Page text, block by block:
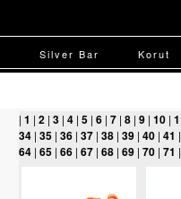
Silver Bar Korut
| 1 | 2 | 3 | 4 | 5 | 6 | 7 | 8 | 9 | 10 |
34 | 35 | 36 | 37 | 38 | 39 | 40 | 41
64 | 65 | 66 | 67 | 68 | 69 | 70 | 71